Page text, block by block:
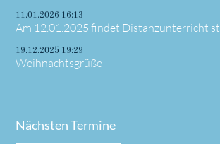
11.01.2026 16:13
Am 12.01.2025 findet Distanzunterricht
19.12.2025 19:29
Weihnachtsgrüße
Nächsten Termine